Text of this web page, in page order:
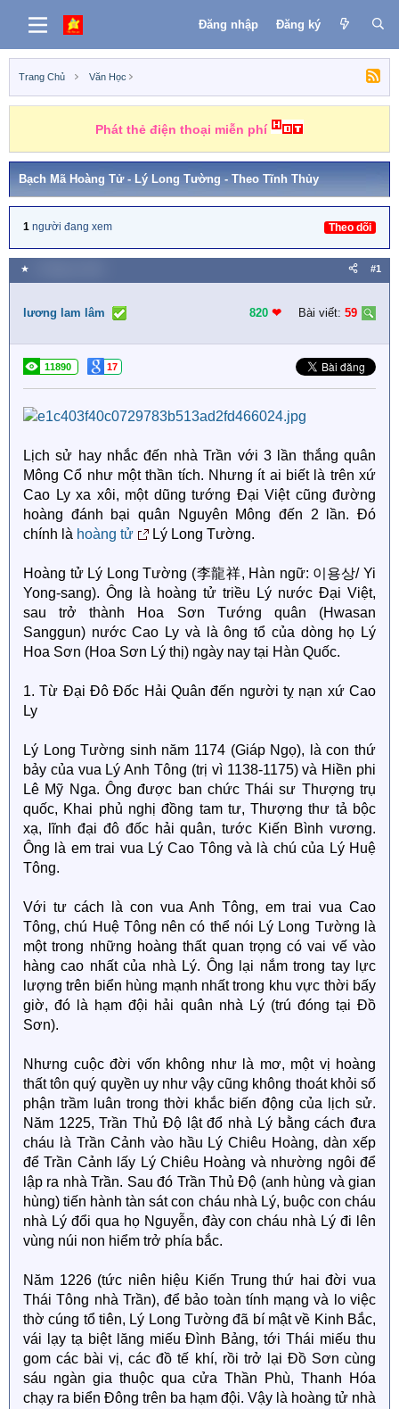
Đăng nhập Đăng ký
Trang Chủ Văn Học
Những nhiệm vụ kiếm tiền
Bạch Mã Hoàng Tử - Lý Long Tường - Theo Tĩnh Thủy
1 người đang xem Theo dõi
★ #1
lương lam lâm 820 ❤︎ Bài viết: 59
11890 17
Lịch sử hay nhắc đến nhà Trần với 3 lần thắng quân
Mông Cổ như một thần tích. Nhưng ít ai biết là trên xứ
Cao Ly xa xôi, một dũng tướng Đại Việt cũng đường
hoàng đánh bại quân Nguyên Mông đến 2 lần. Đó
chính là hoàng tử Lý Long Tường.
Hoàng tử Lý Long Tường (李龍祥, Hàn ngữ: 이용상/ Yi
Yong-sang). Ông là hoàng tử triều Lý nước Đại Việt,
sau trở thành Hoa Sơn Tướng quân (Hwasan
Sanggun) nước Cao Ly và là ông tổ của dòng họ Lý
Hoa Sơn (Hoa Sơn Lý thị) ngày nay tại Hàn Quốc.
1. Từ Đại Đô Đốc Hải Quân đến người tỵ nạn xứ Cao
Ly
Lý Long Tường sinh năm 1174 (Giáp Ngọ), là con thứ
bảy của vua Lý Anh Tông (trị vì 1138-1175) và Hiền phi
Lê Mỹ Nga. Ông được ban chức Thái sư Thượng trụ
quốc, Khai phủ nghị đồng tam tư, Thượng thư tả bộc
xạ, lĩnh đại đô đốc hải quân, tước Kiến Bình vương.
Ông là em trai vua Lý Cao Tông và là chú của Lý Huệ
Tông.
Với tư cách là con vua Anh Tông, em trai vua Cao
Tông, chú Huệ Tông nên có thể nói Lý Long Tường là
một trong những hoàng thất quan trọng có vai vế vào
hàng cao nhất của nhà Lý. Ông lại nắm trong tay lực
lượng trên biển hùng mạnh nhất trong khu vực thời bấy
giờ, đó là hạm đội hải quân nhà Lý (trú đóng tại Đồ
Sơn).
Nhưng cuộc đời vốn không như là mơ, một vị hoàng
thất tôn quý quyền uy như vậy cũng không thoát khỏi số
phận trầm luân trong thời khắc biến động của lịch sử.
Năm 1225, Trần Thủ Độ lật đổ nhà Lý bằng cách đưa
cháu là Trần Cảnh vào hầu Lý Chiêu Hoàng, dàn xếp
để Trần Cảnh lấy Lý Chiêu Hoàng và nhường ngôi để
lập ra nhà Trần. Sau đó Trần Thủ Độ (anh hùng và gian
hùng) tiến hành tàn sát con cháu nhà Lý, buộc con cháu
nhà Lý đổi qua họ Nguyễn, đày con cháu nhà Lý đi lên
vùng núi non hiểm trở phía bắc.
Năm 1226 (tức niên hiệu Kiến Trung thứ hai đời vua
Thái Tông nhà Trần), để bảo toàn tính mạng và lo việc
thờ cúng tổ tiên, Lý Long Tường đã bí mật về Kinh Bắc,
vái lạy tạ biệt lăng miếu Đình Bảng, tới Thái miếu thu
gom các bài vị, các đồ tế khí, rồi trở lại Đồ Sơn cùng
sáu ngàn gia thuộc qua cửa Thần Phù, Thanh Hóa
chạy ra biển Đông trên ba hạm đội. Vậy là hoàng tử nhà